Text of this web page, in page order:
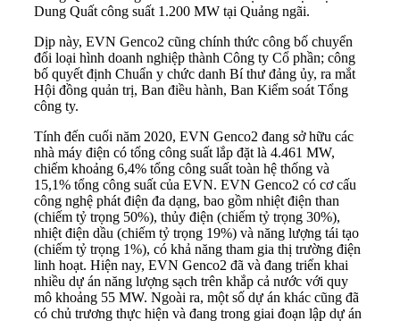
Dung Quất công suất 1.200 MW tại Quảng ngãi.
Dịp này, EVN Genco2 cũng chính thức công bố chuyển
đổi loại hình doanh nghiệp thành Công ty Cổ phần; công
bố quyết định Chuẩn y chức danh Bí thư đảng ủy, ra mắt
Hội đồng quản trị, Ban điều hành, Ban Kiểm soát Tổng
công ty.
Tính đến cuối năm 2020, EVN Genco2 đang sở hữu các
nhà máy điện có tổng công suất lắp đặt là 4.461 MW,
chiếm khoảng 6,4% tổng công suất toàn hệ thống và
15,1% tổng công suất của EVN. EVN Genco2 có cơ cấu
công nghệ phát điện đa dạng, bao gồm nhiệt điện than
(chiếm tỷ trọng 50%), thủy điện (chiếm tỷ trọng 30%),
nhiệt điện dầu (chiếm tỷ trọng 19%) và năng lượng tái tạo
(chiếm tỷ trọng 1%), có khả năng tham gia thị trường điện
linh hoạt. Hiện nay, EVN Genco2 đã và đang triển khai
nhiều dự án năng lượng sạch trên khắp cả nước với quy
mô khoảng 55 MW. Ngoài ra, một số dự án khác cũng đã
có chủ trương thực hiện và đang trong giai đoạn lập dự án